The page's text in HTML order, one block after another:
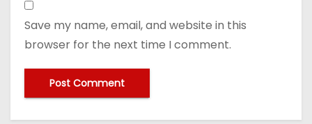
Save my name, email, and website in this
browser for the next time I comment.